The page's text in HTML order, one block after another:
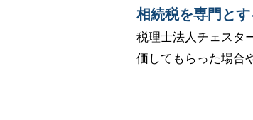
相続税を専門と
税理士法人チェスタ
価してもらった場合